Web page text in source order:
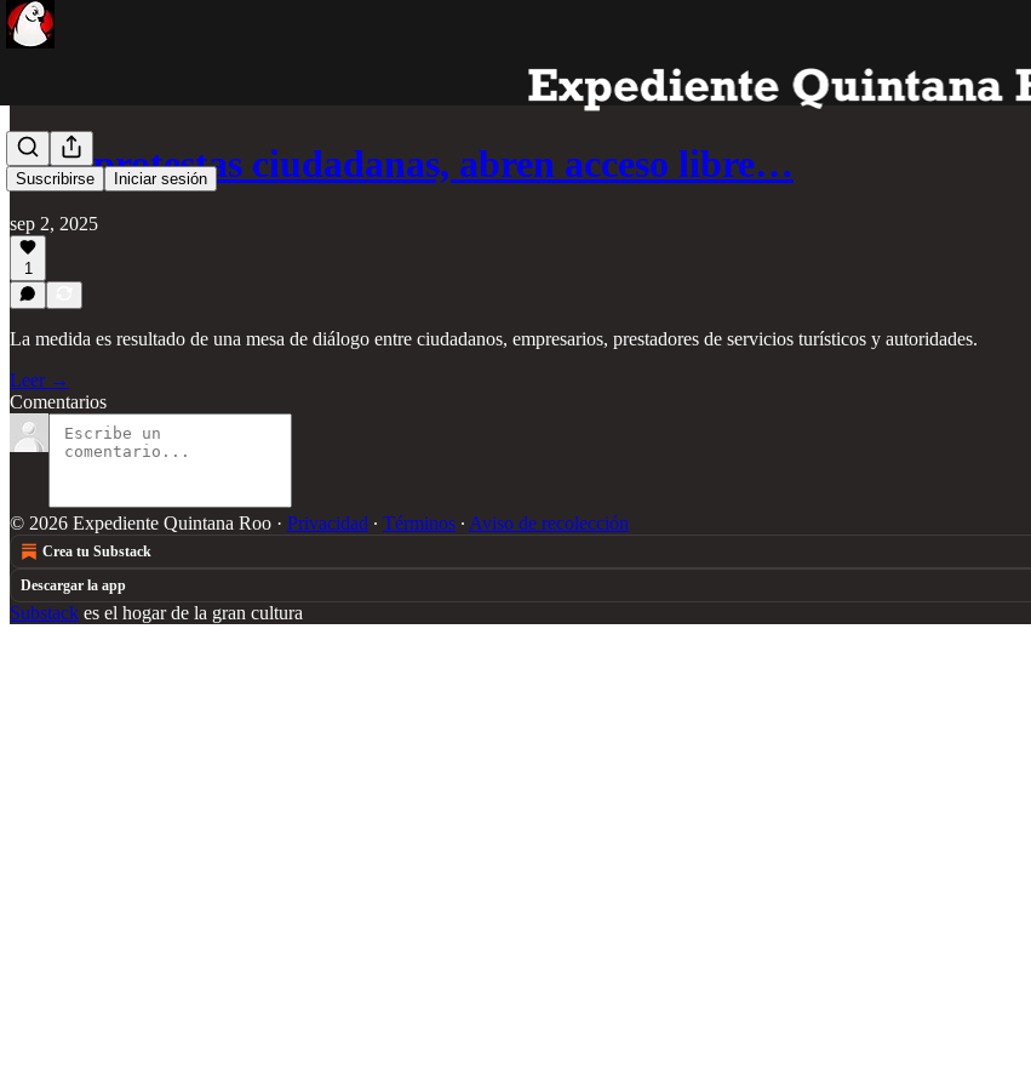
Suscribirse Iniciar sesión
Tras protestas ciudadanas, abren acceso libre…
sep 2, 2025
1
La medida es resultado de una mesa de diálogo entre ciudadanos, empresarios, prestadores de servicios turísticos y autoridades.
Leer →
Comentarios
© 2026 Expediente Quintana Roo · Privacidad ∙ Términos ∙ Aviso de recolección
Crea tu Substack
Descargar la app
Substack es el hogar de la gran cultura